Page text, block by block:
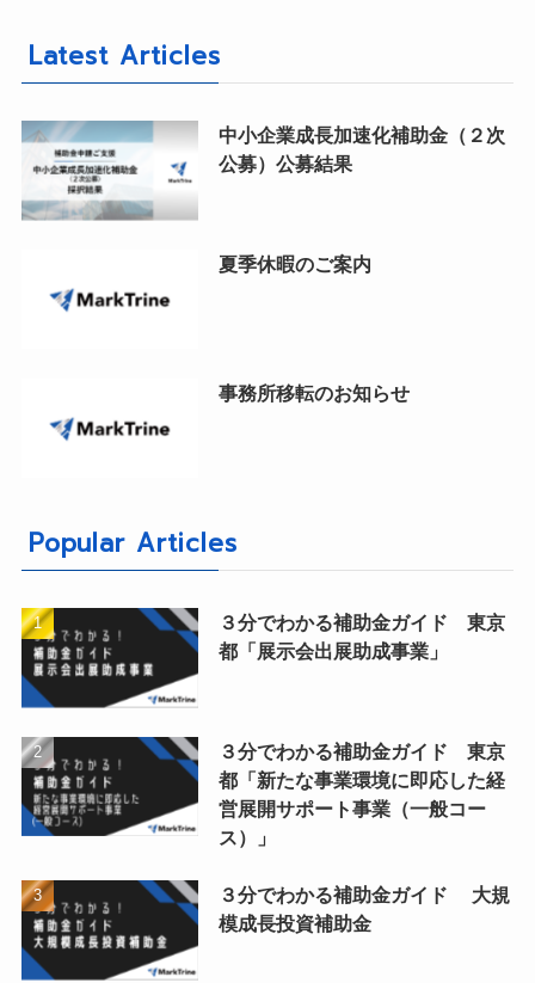
Latest Articles
中小企業成長加速化補助金（２次
公募）公募結果
夏季休暇のご案内
事務所移転のお知らせ
Popular Articles
３分でわかる補助金ガイド 東京
都「展示会出展助成事業」
３分でわかる補助金ガイド 東京
都「新たな事業環境に即応した経
営展開サポート事業（一般コー
ス）」
３分でわかる補助金ガイド 大規
模成長投資補助金